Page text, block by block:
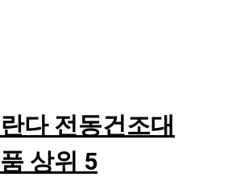
다 전동건조대
상위 5